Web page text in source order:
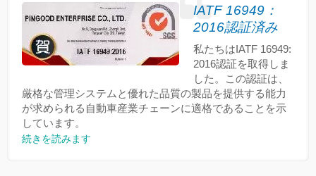
IATF 16949：
2016認証済み
私たちはIATF 16949:
2016認証を取得しま
した。この認証は、
厳格な管理システムと優れた品質の製品を提供する能力
が求められる自動車産業チェーンに適格であることを示
しています。
続きを読みます